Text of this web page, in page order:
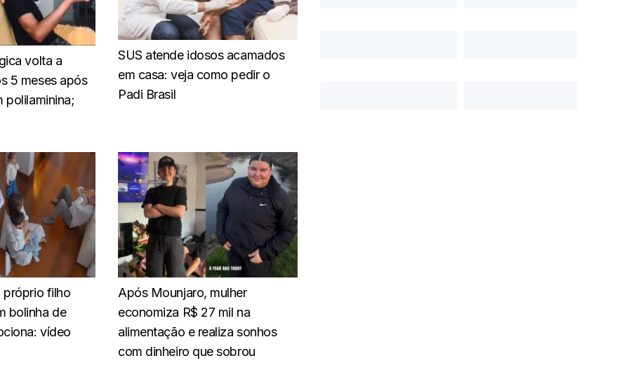
volta a
5 meses após
polilaminina;
SUS atende idosos acamados
em casa: veja como pedir o
Padi Brasil
próprio filho
bolinha de
vídeo
Após Mounjaro, mulher
economiza R$ 27 mil na
alimentação e realiza sonhos
com dinheiro que sobrou